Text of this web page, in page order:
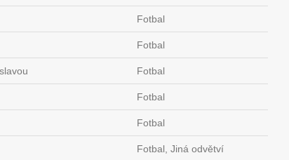
Fotbal
Fotbal
Fotbal
Fotbal
Fotbal
Fotbal, Jiná odvětví